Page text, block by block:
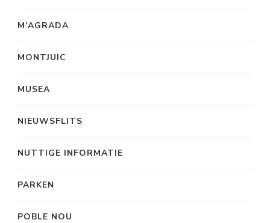
M’AGRADA
MONTJUIC
MUSEA
NIEUWSFLITS
NUTTIGE INFORMATIE
PARKEN
POBLE NOU